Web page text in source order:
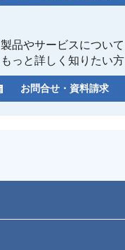
製品やサービスについて
もっと詳しく知りたい方
お問合せ・資料請求